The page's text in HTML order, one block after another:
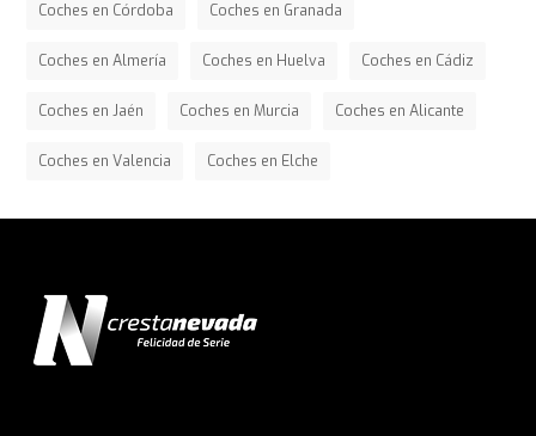
Coches en Córdoba Coches en Granada
Coches en Almería Coches en Huelva Coches en Cádiz
Coches en Jaén Coches en Murcia Coches en Alicante
Coches en Valencia Coches en Elche